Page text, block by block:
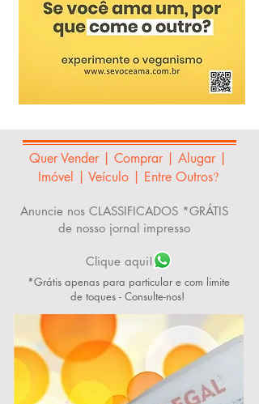
Quer Vender | Comprar | Alugar |
Imóvel | Veículo | Entre Outros?
Anuncie nos CLASSIFICADOS *GRÁTIS
de nosso jornal impresso
Clique aqui!
*Grátis apenas para particular e com limite
de toques - Consulte-nos!